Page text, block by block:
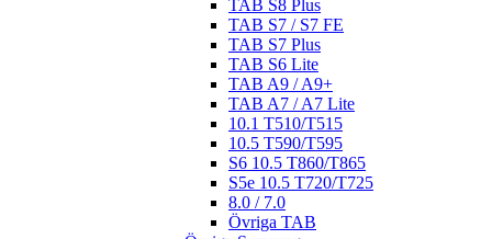
TAB S8 Plus
TAB S7 / S7 FE
TAB S7 Plus
TAB S6 Lite
TAB A9 / A9+
TAB A7 / A7 Lite
10.1 T510/T515
10.5 T590/T595
S6 10.5 T860/T865
S5e 10.5 T720/T725
8.0 / 7.0
Övriga TAB